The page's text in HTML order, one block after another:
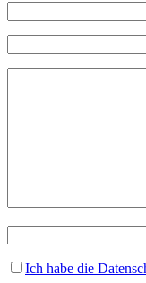
Ich habe die